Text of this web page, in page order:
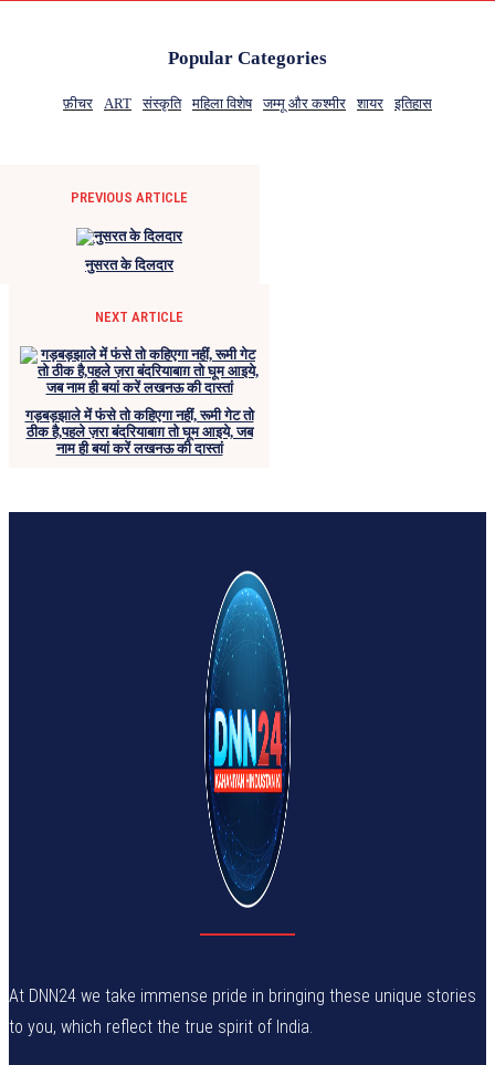
Popular Categories
फ़ीचर ART संस्कृति महिला विशेष जम्मू और कश्मीर शायर इतिहास
PREVIOUS ARTICLE
नुसरत के दिलदार
NEXT ARTICLE
गड़बड़झाले में फंसे तो कहिएगा नहीं, रूमी गेट तो
ठीक है,पहले ज़रा बंदरियाबाग़ तो घूम आइये, जब
नाम ही बयां करें लखनऊ की दास्तां
At DNN24 we take immense pride in bringing these unique stories
to you, which reflect the true spirit of India.